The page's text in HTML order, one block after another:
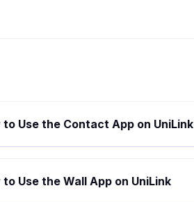
to Use the Contact App on UniLink
to Use the Wall App on UniLink